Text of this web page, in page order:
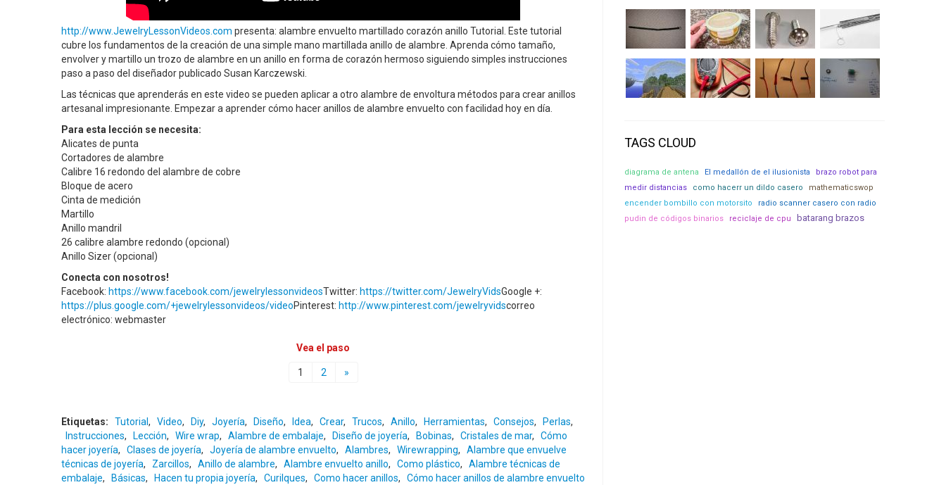
http://www.JewelryLessonVideos.com presenta: alambre envuelto martillado corazón anillo Tutorial. Este tutorial
cubre los fundamentos de la creación de una simple mano martillada anillo de alambre. Aprenda cómo tamaño,
envolver y martillo un trozo de alambre en un anillo en forma de corazón hermoso siguiendo simples instrucciones
paso a paso del diseñador publicado Susan Karczewski.
Las técnicas que aprenderás en este video se pueden aplicar a otro alambre de envoltura métodos para crear anillos
artesanal impresionante. Empezar a aprender cómo hacer anillos de alambre envuelto con facilidad hoy en día.
Para esta lección se necesita:
Alicates de punta
Cortadores de alambre
Calibre 16 redondo del alambre de cobre
Bloque de acero
Cinta de medición
Martillo
Anillo mandril
26 calibre alambre redondo (opcional)
Anillo Sizer (opcional)
Conecta con nosotros!
Facebook: https://www.facebook.com/jewelrylessonvideosTwitter: https://twitter.com/JewelryVidsGoogle +:
https://plus.google.com/+jewelrylessonvideos/videoPinterest: http://www.pinterest.com/jewelryvidscorreo
electrónico: webmaster
Vea el paso
1 2 »
Etiquetas: Tutorial , Video, Diy, Joyería, Diseño, Idea, Crear, Trucos, Anillo, Herramientas, Consejos, Perlas,
Instrucciones, Lección, Wire wrap, Alambre de embalaje, Diseño de joyería, Bobinas, Cristales de mar,
Cómo
hacer joyería, Clases de joyería, Joyería de alambre envuelto, Alambres, Wirewrapping,
Alambre que envuelve
técnicas de joyería, Zarcillos, Anillo de alambre, Alambre envuelto anillo, Como plástico,
Alambre técnicas de
embalaje, Básicas, Hacen tu propia joyería, Curilques, Como hacer anillos, Cómo hacer anillos de alambre envuelto
TAGS CLOUD
diagrama de antena El medallón de el ilusionista
brazo robot para
medir distancias
como hacerr un dildo casero
mathematicswop
encender bombillo con motorsito
radio scanner casero con radio
pudin de códigos binarios
reciclaje de cpu batarang brazos